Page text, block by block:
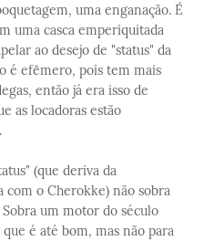
uma enganação. É
uma casca emperiquitada
ao desejo de "status" da
é efêmero, pois tem mais
então já era isso de
as locadoras estão
(que deriva da
com o Cherokke) não sobra
um motor do século
é até bom, mas não para